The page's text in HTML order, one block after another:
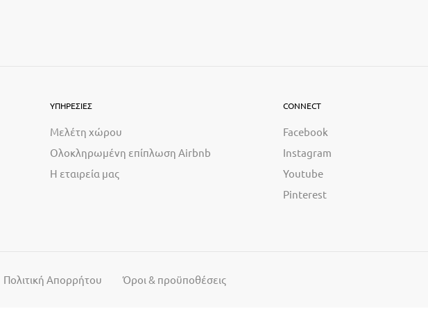
ΥΠΗΡΕΣΙΕΣ
Μελέτη χώρου
Ολοκληρωμένη επίπλωση Airbnb
Η εταιρεία μας
CONNECT
Facebook
Instagram
Youtube
Pinterest
Πολιτική Απορρήτου Όροι & προϋποθέσεις